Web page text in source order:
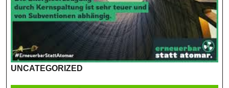
UNCATEGORIZED